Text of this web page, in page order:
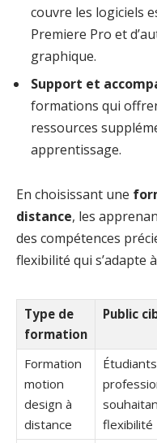
couvre les logiciels
Premiere Pro et
graphique.
Support et
formations qui
ressources
apprentissage.
En choisissant une
distance, les
des compétences
flexibilité qui s’adapte
Type de
formation
Public
Formation
motion
design à
distance
flexibilité